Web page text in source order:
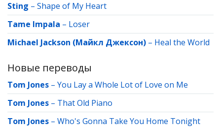
Sting – Shape of My Heart
Tame Impala – Loser
Michael Jackson (Майкл Джексон) – Heal the World
Новые переводы
Tom Jones – You Lay a Whole Lot of Love on Me
Tom Jones – That Old Piano
Tom Jones – Who's Gonna Take You Home Tonight